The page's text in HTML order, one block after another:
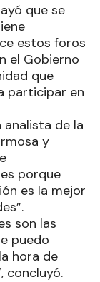
que se
estos foros
el Gobierno
que
participar en
analista de la
y
porque
es la mejor
son las
puedo
hora de
concluyó.